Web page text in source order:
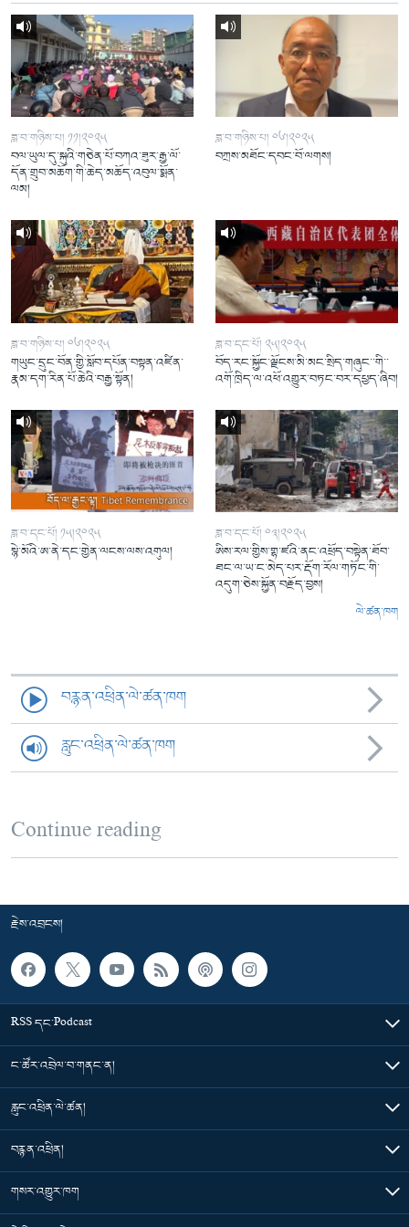
ཟླ་བ་གཉིས་པ། ༡༡།༢༠༢༥
བལ་ཡུལ་དུ་སྐུའི་གཅེན་པོ་བཀའ་ཟུར་རྒྱ་ལོ་
དོན་གྲུབ་མཆོག་གི་ཆེད་མཆོད་འབུལ་སྨོན་
ལམ།
ཟླ་བ་གཉིས་པ། ༠༦།༢༠༢༥
བཀྲས་མཐོང་དབང་བོ་ལགས།
ཟླ་བ་གཉིས་པ། ༠༦།༢༠༢༥
གཡུང་དྲུང་བོན་གྱི་སློབ་དཔོན་བསྟན་འཛིན་
རྣམ་དག་རིན་པོ་ཆེའི་བརྒྱ་སྟོན།
ཟླ་བ་དང་པོ། ༢༥།༢༠༢༥
བོད་རང་སྐྱོང་ལྗོངས་མི་མང་སྲིད་གཞུང་་གི་་
འགོ་ཁྲིད་ལ་འཕོ་འགྱུར་བཏང་བར་དཔྱད་ཞིབ།
ཟླ་བ་དང་པོ། ༡༥།༢༠༢༥
སྙེ་མོའི་ཨ་ནེ་དང་གྱེན་ལངས་ལས་འགུལ།
ཟླ་བ་དང་པོ། ༠༣།༢༠༢༥
ཨིས་རལ་གྱིས་གྷ་ཛའི་ནང་འཕྲོད་བསྟེན་ཐོབ་
ཐང་ལ་ཡ་ང་མེད་པར་རྡོག་རོལ་གཏོང་གི་
འདུག་ཅེས་སྐྱོན་བརྗོད་བྱས།
ལེ་ཚན་ཁག
བརྙན་འཕྲིན་ལེ་ཚན་ཁག
རླུང་འཕྲིན་ལེ་ཚན་ཁག
Continue reading
རྗེས་འབྲངས།
RSS དང་Podcast
ང་ཚོར་འབྲེལ་བ་གནང་ན།
རླུང་འཕྲིན་ལེ་ཚན།
བརྙན་འཕྲིན།
གསར་འགྱུར་ཁག